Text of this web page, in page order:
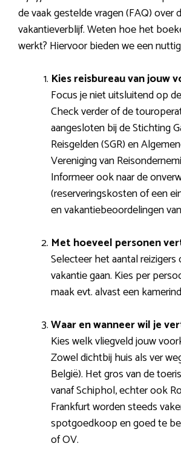
de vaak gestelde vragen (FAQ) over
vakantieverblijf. Weten hoe het
werkt? Hiervoor bieden we een
Kies reisbureau van jouw
Focus je niet uitsluitend op
Check verder of de
aangesloten bij de Stichting
Reisgelden (SGR) en
Vereniging van
Informeer ook naar de
(reserveringskosten of een
en vakantiebeoordelingen
Met hoeveel personen
Selecteer het aantal
vakantie gaan. Kies per
maak evt. alvast een
Waar en wanneer wil je
Kies welk vliegveld jouw
Zowel dichtbij huis als ver
België). Het gros van de
vanaf Schiphol, echter ook
Frankfurt worden steeds
spotgoedkoop en goed te
of OV.